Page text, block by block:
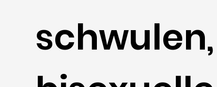
schwulen,